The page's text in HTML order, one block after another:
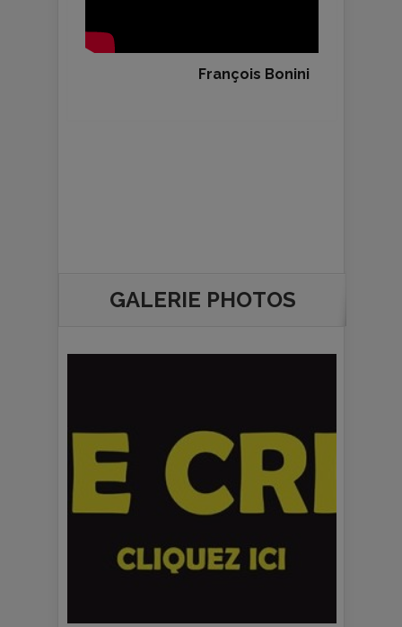
François Bonini
GALERIE PHOTOS